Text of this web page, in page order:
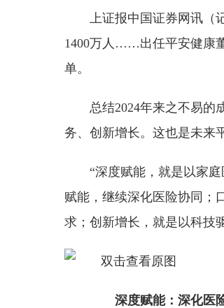
上证报中国证券网讯（
1400万人……出任平安健康
单。
总结2024年来之不易
务、创新增长。这也是未来
“深度赋能，就是以家
赋能，继续深化医险协同；
求；创新增长，就是以科技
深度赋能：深化医